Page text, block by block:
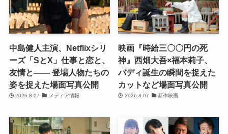
中島健人主演、Netflixシリ
ーズ「SとX」仕事と恋と、
友情と―― 登場人物たちの
姿を捉えた場面写真公開
2026.8.07 メディア情報
映画『時給三〇〇円の死
神』西畑大吾×福本莉子、
バディ誕生の瞬間を捉えた
カットなど場面写真公開
2026.8.07 新作映画